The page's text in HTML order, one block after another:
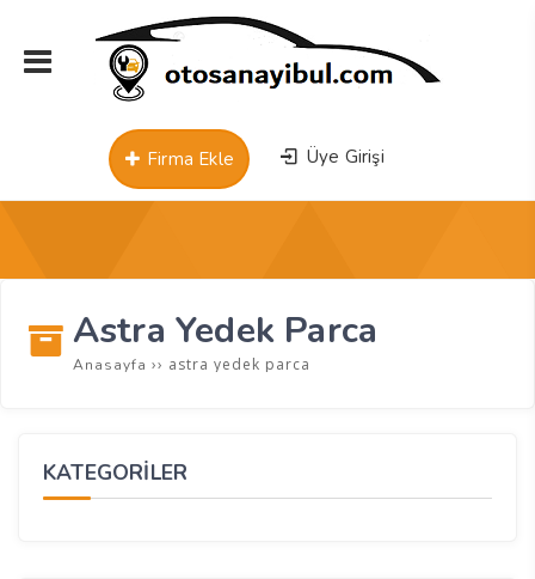
Üye Girişi
Firma Ekle
Astra Yedek Parca
Anasayfa ›› astra yedek parca
KATEGORİLER